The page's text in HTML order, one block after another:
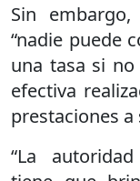
Sin
“nadie puede
una tasa si
efectiva
prestaciones a
“La